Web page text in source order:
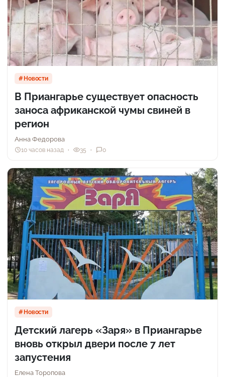
Новости
В Приангарье существует опасность
заноса африканской чумы свиней в
регион
Анна Федорова
10 часов назад 35 0
Новости
Детский лагерь «Заря» в Приангарье
вновь открыл двери после 7 лет
запустения
Елена Торопова